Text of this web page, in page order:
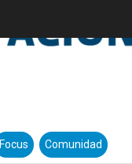
Focus Comunidad